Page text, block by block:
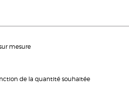
mesure
de la quantité souhaitée